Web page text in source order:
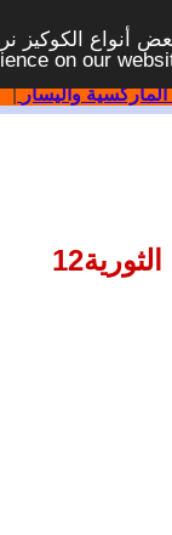
أنواع الكوكيز
on our
| واليسار